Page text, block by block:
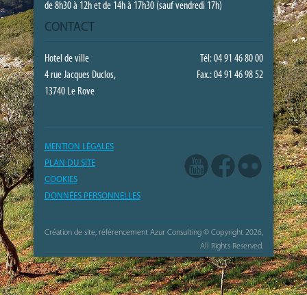
de 8h30 à 12h et de 14h à 17h30 (sauf vendredi 17h)
CONTACT
Hotel de ville
Tél: 04 91 46 80 00
4 rue Jacques Duclos,
Fax.: 04 91 46 98 52
13740 Le Rove
MENTION LÉGALES
PLAN DU SITE
COOKIES
DONNÉES PERSONNELLES
Création de site, référencement Azur Consulting © Copyright 2026,
All Rights Reserved.